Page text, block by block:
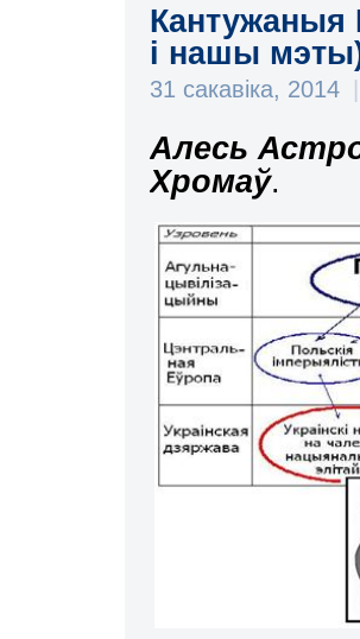
Кантужаныя
і нашы
31 сакавіка, 2014
Алесь
Хромаў.